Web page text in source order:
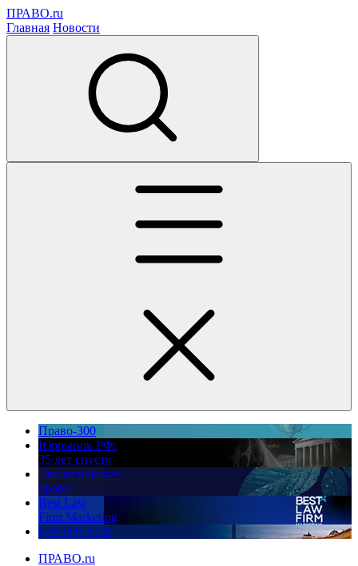
ПРАВО.ru
Главная Новости
Право-300
Юррынок РФ:
35 лет спустя
Экологическое
право
Best Law
Firm Marketing
ПМЮФ 2026
ПРАВО.ru